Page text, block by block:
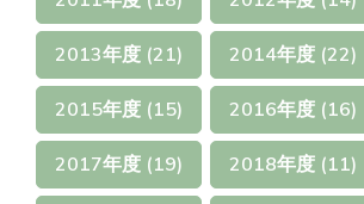
2013年度 (21) 2014年度 (22)
2015年度 (15) 2016年度 (16)
2017年度 (19) 2018年度 (11)